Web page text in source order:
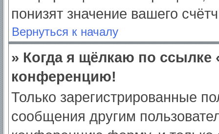
понизят значение вашего
Вернуться к началу
» Когда я щёлкаю по ссылке
конференцию!
Только зарегистрированные
сообщения другим